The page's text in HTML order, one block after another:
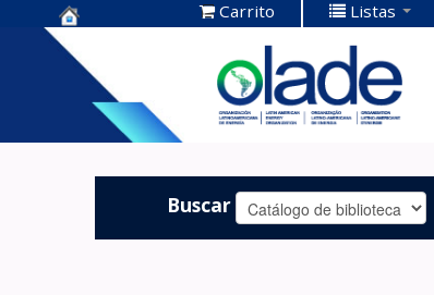
Centro de
Documentación
OLADE -
Carrito Listas
Buscar